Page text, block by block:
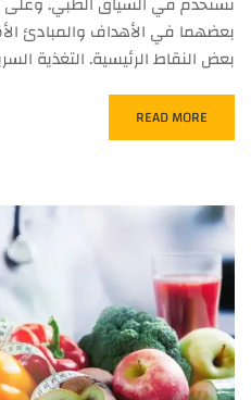
بعضهما في الأهداف والمبادئ
بعض النقاط الرئيسية. التغذية
READ MORE